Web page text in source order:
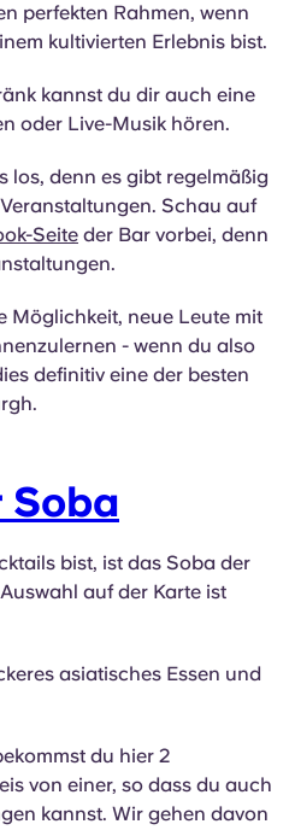
perfekten Rahmen, wenn
kultivierten Erlebnis bist.
kannst du dir auch eine
oder Live-Musik hören.
los, denn es gibt regelmäßig
Schau auf
Seite der Bar vorbei, denn
Möglichkeit, neue Leute mit
- wenn du also
definitiv eine der besten
Soba
bist, ist das Soba der
auf der Karte ist
asiatisches Essen und
du hier 2
von einer, so dass du auch
kannst. Wir gehen davon